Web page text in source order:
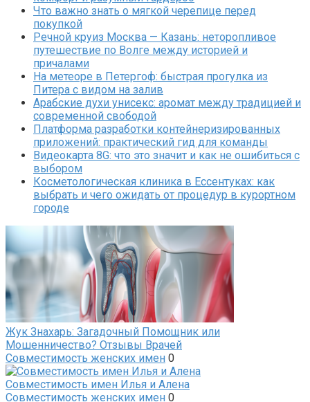
Что важно знать о мягкой черепице перед
покупкой
Речной круиз Москва — Казань: неторопливое
путешествие по Волге между историей и
причалами
На метеоре в Петергоф: быстрая прогулка из
Питера с видом на залив
Арабские духи унисекс: аромат между традицией и
современной свободой
Платформа разработки контейнеризированных
приложений: практический гид для команды
Видеокарта 8G: что это значит и как не ошибиться с
выбором
Косметологическая клиника в Ессентуках: как
выбрать и чего ожидать от процедур в курортном
городе
Жук Знахарь: Загадочный Помощник или
Мошенничество? Отзывы Врачей
Совместимость женских имен 0
Совместимость имен Илья и Алена
Совместимость женских имен 0